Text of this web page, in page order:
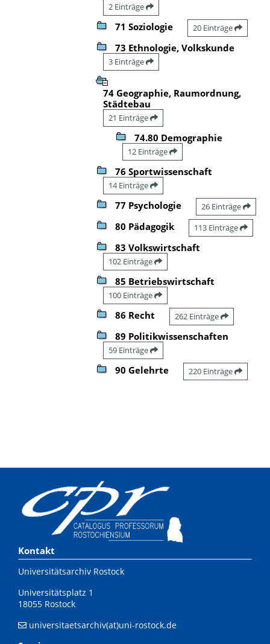
2 Einträge
71 Soziologie 20 Einträge
73 Ethnologie, Volkskunde
3 Einträge
74 Geographie, Raumordnung,
Städtebau
21 Einträge
74.80 Demographie
12 Einträge
76 Sportwissenschaft
14 Einträge
77 Psychologie 26 Einträge
80 Pädagogik 113 Einträge
83 Volkswirtschaft
102 Einträge
85 Betriebswirtschaft
100 Einträge
86 Recht 262 Einträge
89 Politikwissenschaften
59 Einträge
90 Gelehrte 220 Einträge
Kontakt
Universitätsarchiv Rostock
Universitätsplatz 1
18055 Rostock
universitaetsarchiv(at)uni-rostock.de